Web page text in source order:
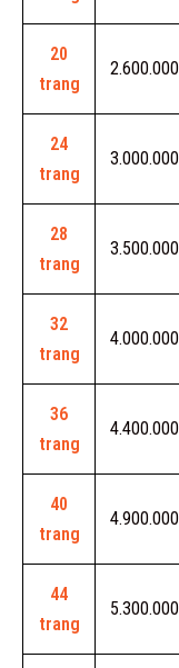
20
trang
2.600.000
24
trang
3.000.000
28
trang
3.500.000
32
trang
4.000.000
36
trang
4.400.000
40
trang
4.900.000
44
trang
5.300.000